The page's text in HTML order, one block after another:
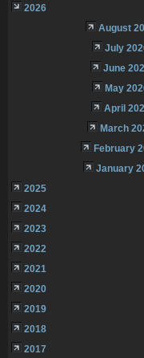
2026
August
July
June
May
April
March
February
January
2025
2024
2023
2022
2021
2020
2019
2018
2017